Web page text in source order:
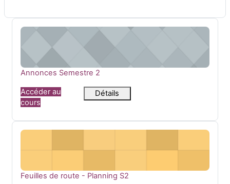
Annonces Semestre 2
Nom du cours
Annonces Semestre 2
Accéder au
cours
Détails
Feuilles de route - Planning S2
Nom du cours
Feuilles de route - Planning S2